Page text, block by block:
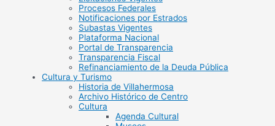
Procesos Federales
Notificaciones por Estrados
Subastas Vigentes
Plataforma Nacional
Portal de Transparencia
Transparencia Fiscal
Refinanciamiento de la Deuda Pública
Cultura y Turismo
Historia de Villahermosa
Archivo Histórico de Centro
Cultura
Agenda Cultural